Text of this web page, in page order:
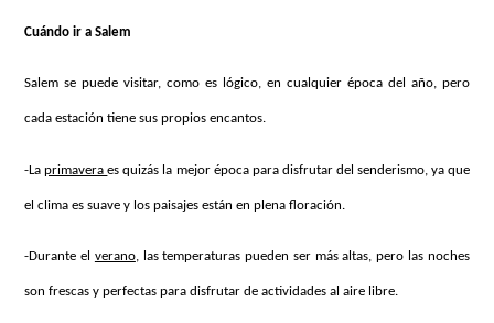
Cuándo ir a Salem
Salem se puede visitar, como es lógico, en cualquier época del año, pero
cada estación tiene sus propios encantos.
-Laprimaveraes quizás la mejor época para disfrutar del senderismo, ya que
el clima es suave y los paisajes están en plena floración.
-Durante el verano, las temperaturas pueden ser más altas, pero las noches
son frescas y perfectas para disfrutar de actividades al aire libre.